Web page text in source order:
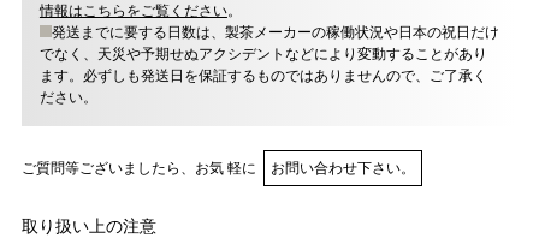
情報はこちらをご覧ください。
発送までに要する日数は、製茶メーカーの稼働状況や日本の祝日だけ
でなく、天災や予期せぬアクシデントなどにより変動することがあり
ます。必ずしも発送日を保証するものではありませんので、ご了承く
ださい。
ご質問等ございましたら、お気 軽に お問い合わせ下さい。
取り扱い上の注意